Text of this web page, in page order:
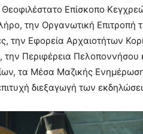
Επίσκοπο
την Οργανωτική Επιτροπή
την Εφορεία Αρχαιοτήτων
Περιφέρεια Πελοποννήσου
τα Μέσα Μαζικής
διεξαγωγή των